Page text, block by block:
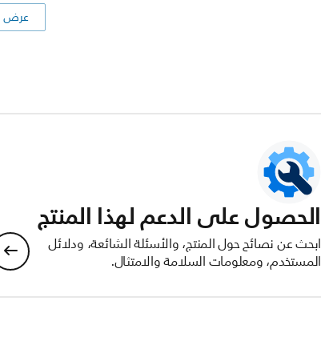
عرض
الحصول على الدعم لهذا المنتج
ابحث عن نصائح حول المنتج، والأسئلة الشائعة، ودلائل
المستخدم، ومعلومات السلامة والامتثال.